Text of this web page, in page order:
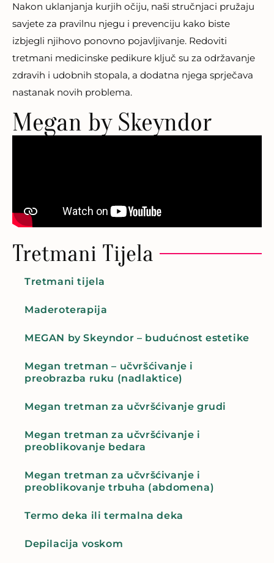
Nakon uklanjanja kurjih očiju, naši stručnjaci pružaju
savjete za pravilnu njegu i prevenciju kako biste
izbjegli njihovo ponovno pojavljivanje. Redoviti
tretmani medicinske pedikure ključ su za održavanje
zdravih i udobnih stopala, a dodatna njega sprječava
nastanak novih problema.
Megan by Skeyndor
Tretmani Tijela
Tretmani tijela
Maderoterapija
MEGAN by Skeyndor – budućnost estetike
Megan tretman – učvršćivanje i
preobrazba ruku (nadlaktice)
Megan tretman za učvršćivanje grudi
Megan tretman za učvršćivanje i
preoblikovanje bedara
Megan tretman za učvršćivanje i
preoblikovanje trbuha (abdomena)
Termo deka ili termalna deka
Depilacija voskom